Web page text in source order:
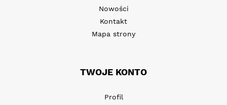
Nowości
Kontakt
Mapa strony
TWOJE KONTO
Profil